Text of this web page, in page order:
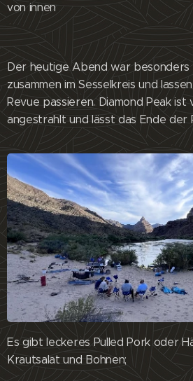
von innen 😊
Der heutige Abend war besonders
zusammen im Sesselkreis und
Revue passieren. Diamond Peak
angestrahlt und lässt das Ende der
Es gibt leckeres Pulled Pork oder
Krautsalat und Bohnen;